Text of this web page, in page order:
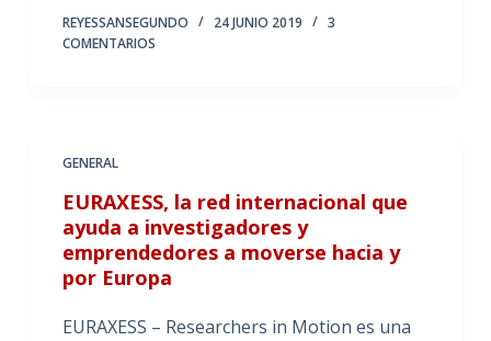
REYESSANSEGUNDO 24 JUNIO 2019
3
COMENTARIOS
GENERAL
EURAXESS, la red internacional que
ayuda a investigadores y
emprendedores a moverse hacia y
por Europa
EURAXESS – Researchers in Motion es una